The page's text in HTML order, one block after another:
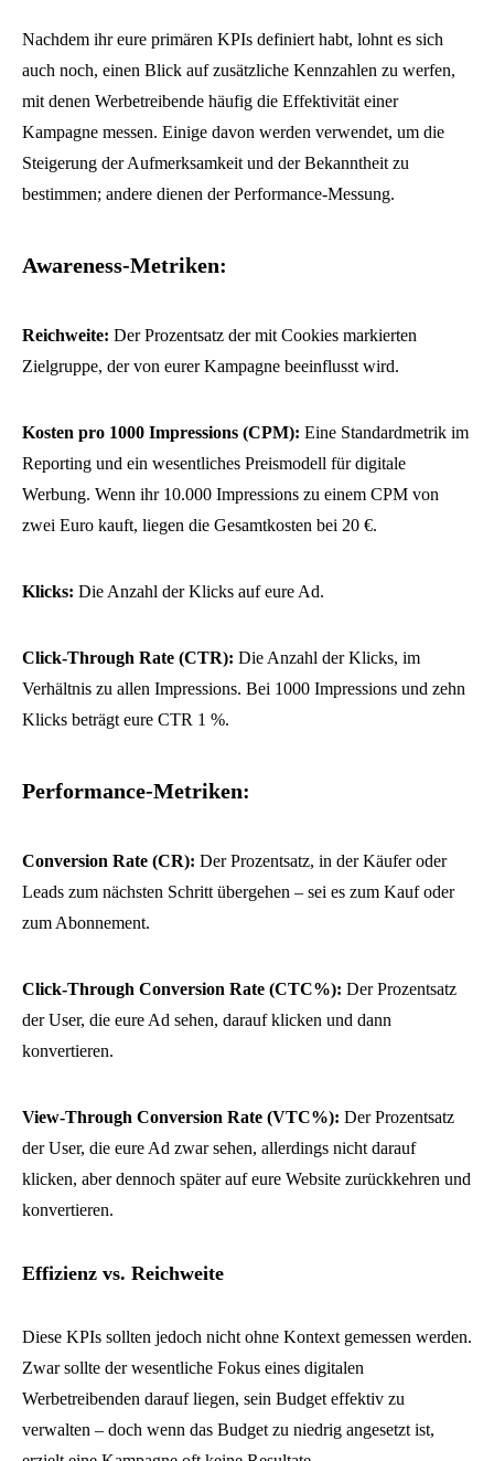
Nachdem ihr eure primären KPIs definiert habt, lohnt es sich
auch noch, einen Blick auf zusätzliche Kennzahlen zu werfen,
mit denen Werbetreibende häufig die Effektivität einer
Kampagne messen. Einige davon werden verwendet, um die
Steigerung der Aufmerksamkeit und der Bekanntheit zu
bestimmen; andere dienen der Performance-Messung.
Awareness-Metriken:
Reichweite: Der Prozentsatz der mit Cookies markierten
Zielgruppe, der von eurer Kampagne beeinflusst wird.
Kosten pro 1000 Impressions (CPM): Eine Standardmetrik im
Reporting und ein wesentliches Preismodell für digitale
Werbung. Wenn ihr 10.000 Impressions zu einem CPM von
zwei Euro kauft, liegen die Gesamtkosten bei 20 €.
Klicks: Die Anzahl der Klicks auf eure Ad.
Click-Through Rate (CTR): Die Anzahl der Klicks, im
Verhältnis zu allen Impressions. Bei 1000 Impressions und zehn
Klicks beträgt eure CTR 1 %.
Performance-Metriken:
Conversion Rate (CR): Der Prozentsatz, in der Käufer oder
Leads zum nächsten Schritt übergehen – sei es zum Kauf oder
zum Abonnement.
Click-Through Conversion Rate (CTC%): Der Prozentsatz
der User, die eure Ad sehen, darauf klicken und dann
konvertieren.
View-Through Conversion Rate (VTC%): Der Prozentsatz
der User, die eure Ad zwar sehen, allerdings nicht darauf
klicken, aber dennoch später auf eure Website zurückkehren und
konvertieren.
Effizienz vs. Reichweite
Diese KPIs sollten jedoch nicht ohne Kontext gemessen werden.
Zwar sollte der wesentliche Fokus eines digitalen
Werbetreibenden darauf liegen, sein Budget effektiv zu
verwalten – doch wenn das Budget zu niedrig angesetzt ist,